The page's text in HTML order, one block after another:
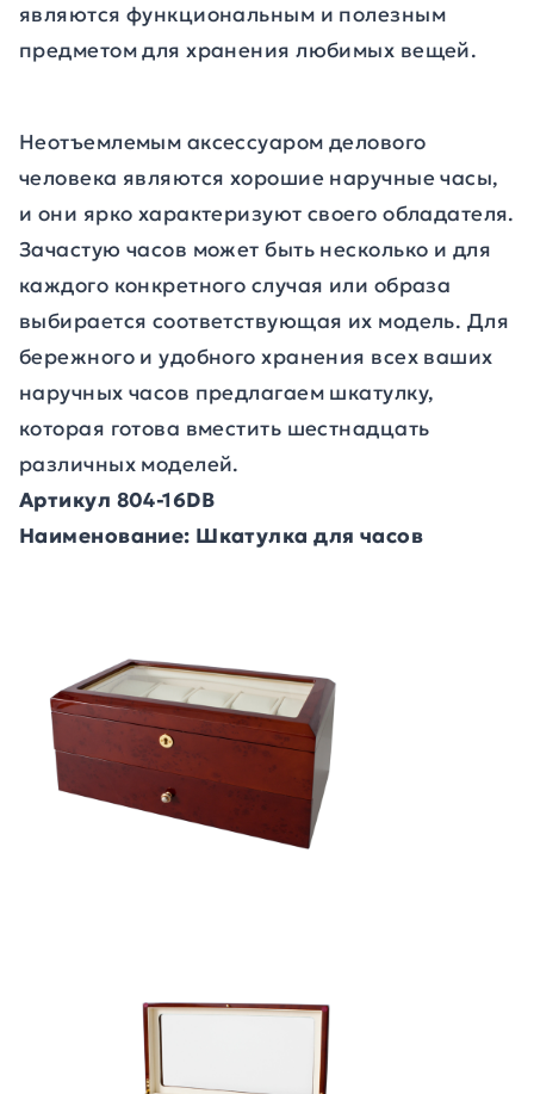
являются функциональным и полезным
предметом для хранения любимых вещей.
Неотъемлемым аксессуаром делового
человека являются хорошие наручные часы,
и они ярко характеризуют своего обладателя.
Зачастую часов может быть несколько и для
каждого конкретного случая или образа
выбирается соответствующая их модель. Для
бережного и удобного хранения всех ваших
наручных часов предлагаем шкатулку,
которая готова вместить шестнадцать
различных моделей.
Артикул 804-16DB
Наименование: Шкатулка для часов